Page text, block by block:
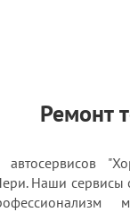
Ремонт
Наши